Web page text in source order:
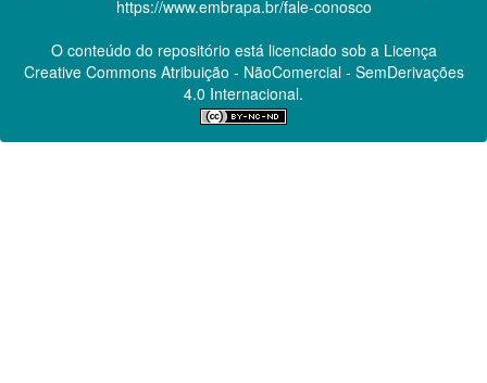
https://www.embrapa.br/fale-conosco
O conteúdo do repositório está licenciado sob a Licença
Creative CommonsAtribuição - NãoComercial - SemDerivações
4.0 Internacional.